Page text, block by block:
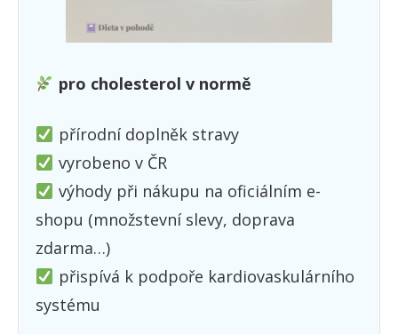
pro cholesterol v normě
přírodní doplněk stravy
vyrobeno v ČR
výhody při nákupu na oficiálním e-
shopu (množstevní slevy, doprava
zdarma…)
přispívá k podpoře kardiovaskulárního
systému